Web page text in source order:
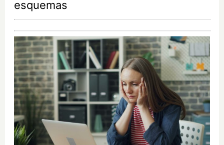
esquemas